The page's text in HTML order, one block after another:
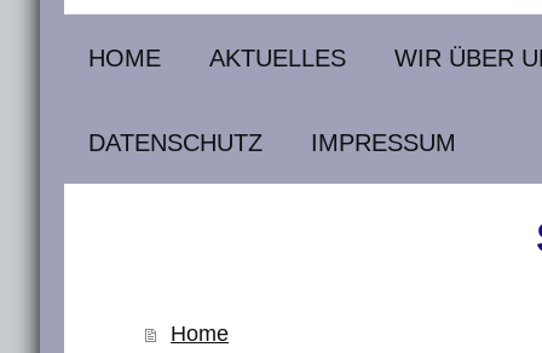
HOME AKTUELLES WIR ÜBER
DATENSCHUTZ IMPRESSUM
Home